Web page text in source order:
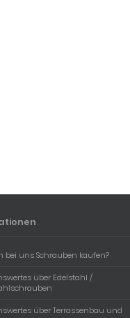
bei uns Schrauben kaufen?
über Edelstahl /
über Terrassenbau und